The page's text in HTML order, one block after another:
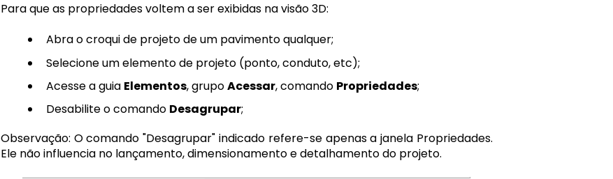
Para que as propriedades voltem a ser exibidas na visão 3D:
Abra o croqui de projeto de um pavimento qualquer;
Selecione um elemento de projeto (ponto, conduto, etc);
Acesse a guia Elementos, grupoAcessar, comando Propriedades;
Desabilite o comando Desagrupar;
Observação: O comando "Desagrupar" indicado refere-se apenas a janela Propriedades.
Ele não influencia no lançamento, dimensionamento e detalhamento do projeto.